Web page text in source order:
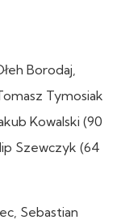
Borodaj,
Tymosiak
Kowalski (90
Szewczyk (64
Sebastian